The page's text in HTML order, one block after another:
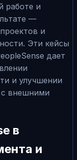
работе и
—
и
Эти кейсы
дает
и улучшении
с внешними
в
и